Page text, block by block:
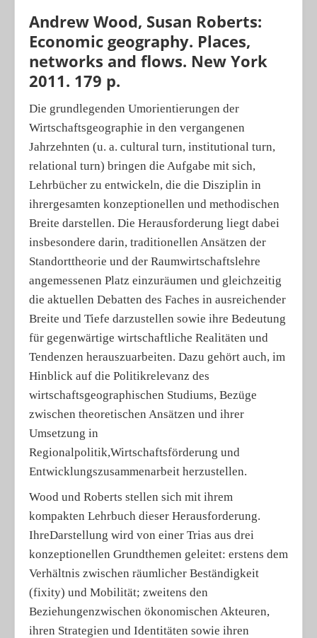
Geographische Revue
Andrew Wood, Susan Roberts:
Economic geography. Places,
networks and flows. New York
2011. 179 p.
Die grundlegenden Umorientierungen der
Wirtschaftsgeographie in den vergangenen
Jahrzehn­ten (u. a. cultural turn, institutional turn,
relational turn) bringen die Aufgabe mit sich,
Lehrbücher zu entwickeln, die die Disziplin in
ihrergesamten konzeptionellen und methodischen
Breite darstellen. Die Herausforderung liegt dabei
insbesondere darin, traditionellen Ansätzen der
Standorttheorie und der Raumwirtschaftslehre
angemessenen Platz einzuräumen und gleichzeitig
die aktuellen Debatten des Faches in ausreichender
Breite und Tiefe darzustellen sowie ihre Bedeutung
für gegenwärtige wirtschaftliche Realitäten und
Tendenzen herauszuarbeiten. Dazu gehört auch, im
Hinblick auf die Politikrelevanz des
wirtschaftsgeographischen Studiums, Bezüge
zwischen theoretischen Ansätzen und ihrer
Umsetzung in
Regionalpolitik,Wirtschaftsförderung und
Entwicklungszusammenarbeit herzustellen.
Wood und Roberts stellen sich mit ihrem
kompakten Lehrbuch dieser Herausforderung.
IhreDarstellung wird von einer Trias aus drei
konzeptionellen Grundthemen geleitet: erstens dem
Verhältnis zwischen räumlicher Beständigkeit
(fixity) und Mobilität; zweitens den
Beziehungenzwischen ökonomischen Akteuren,
ihren Strategien und Identitäten sowie ihren